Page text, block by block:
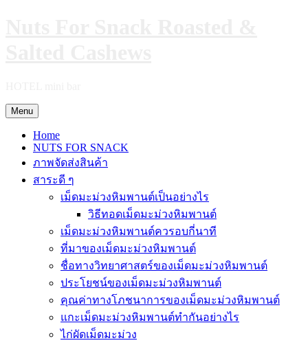
Menu
Home
NUTS FOR SNACK
ภาพจัดส่งสินค้า
สาระดี ๆ
เม็ดมะม่วงหิมพานต์เป็นอย่างไร
วิธีทอดเม็ดมะม่วงหิมพานต์
เม็ดมะม่วงหิมพานต์ควรอบกี่นาที
ที่มาของเม็ดมะม่วงหิมพานต์
ชื่อทางวิทยาศาสตร์ของเม็ดมะม่วงหิมพานต์
ประโยชน์ของเม็ดมะม่วงหิมพานต์
คุณค่าทางโภชนาการของเม็ดมะม่วงหิมพานต์
แกะเม็ดมะม่วงหิมพานต์ทำกันอย่างไร
ไก่ผัดเม็ดมะม่วง